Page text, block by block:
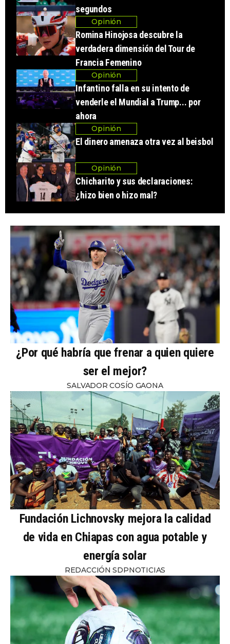
segundos
Opinión
Romina Hinojosa descubre la
verdadera dimensión del Tour de
Francia Femenino
Opinión
Infantino falla en su intento de
venderle el Mundial a Trump... por
ahora
Opinión
El dinero amenaza otra vez al beisbol
Opinión
Chicharito y sus declaraciones:
¿hizo bien o hizo mal?
¿Por qué habría que frenar a quien quiere
ser el mejor?
SALVADOR COSÍO GAONA
Fundación Lichnovsky mejora la calidad
de vida en Chiapas con agua potable y
energía solar
REDACCIÓN SDPNOTICIAS